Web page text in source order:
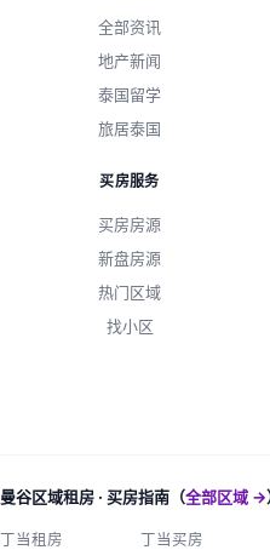
全部资讯
地产新闻
泰国留学
旅居泰国
买房服务
买房房源
新盘房源
热门区域
找小区
曼谷区域租房 · 买房指南（全部区域 →
丁当租房 丁当买房